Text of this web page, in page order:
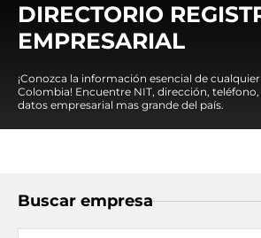
DIRECTORIO
EMPRESARIAL
¡Conozca la información esencial de
Colombia! Encuentre NIT, dirección, teléfono,
datos empresarial mas grande del país.
Buscar empresa